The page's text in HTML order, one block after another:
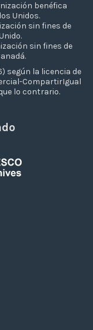
benéfica
Unidos.
sin fines de
sin fines de
según la licencia de
CompartirIgual
lo contrario.